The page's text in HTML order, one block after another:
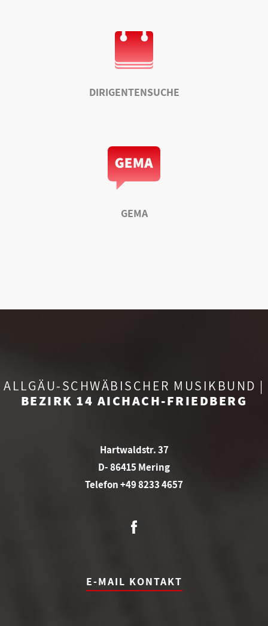
DIRIGENTENSUCHE
GEMA
ALLGÄU-SCHWÄBISCHER MUSIKBUND |
BEZIRK 14 AICHACH-FRIEDBERG
Hartwaldstr. 37
D- 86415 Mering
Telefon +49 8233 4657
E-MAIL KONTAKT